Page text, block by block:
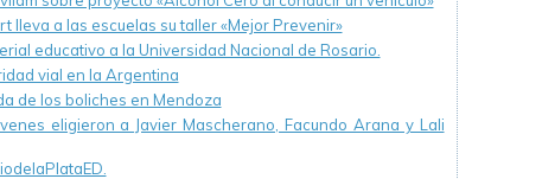
lleva a las escuelas su taller «Mejor Prevenir»
educativo a la Universidad Nacional de Rosario.
vial en la Argentina
de los boliches en Mendoza
eligieron a Javier Mascherano, Facundo Arana y Lali